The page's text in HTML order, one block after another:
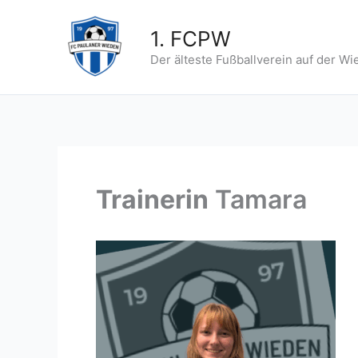
1. FCPW
Der älteste Fußballverein auf der
Trainerin Tamara